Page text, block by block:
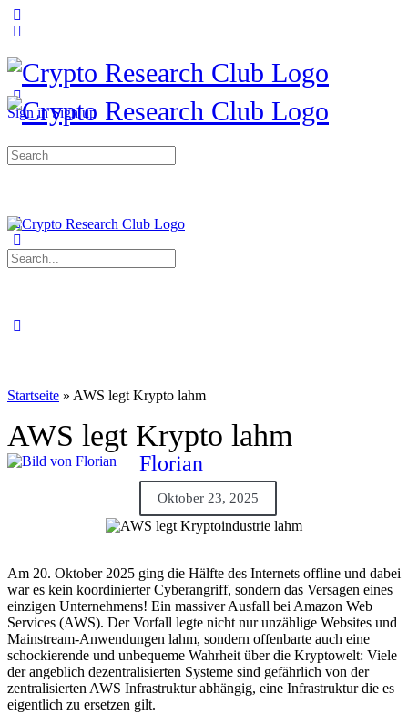
Sign in Sign up
Startseite » AWS legt Krypto lahm
AWS legt Krypto lahm
Florian
Oktober 23, 2025
Am 20. Oktober 2025 ging die Hälfte des Internets offline und dabei
war es kein koordinierter Cyberangriff, sondern das Versagen eines
einzigen Unternehmens! Ein massiver Ausfall bei Amazon Web
Services (AWS). Der Vorfall legte nicht nur unzählige Websites und
Mainstream-Anwendungen lahm, sondern offenbarte auch eine
schockierende und unbequeme Wahrheit über die Kryptowelt: Viele
der angeblich dezentralisierten Systeme sind gefährlich von der
zentralisierten AWS Infrastruktur abhängig, eine Infrastruktur die es
eigentlich zu ersetzen gilt.